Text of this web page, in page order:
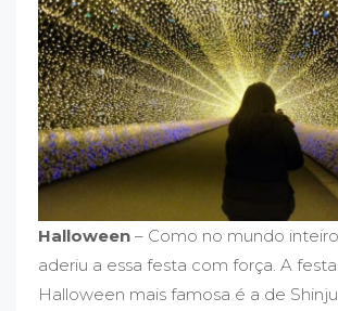
Halloween – Como no mundo
aderiu a essa festa com força. A
Halloween mais famosa é a de